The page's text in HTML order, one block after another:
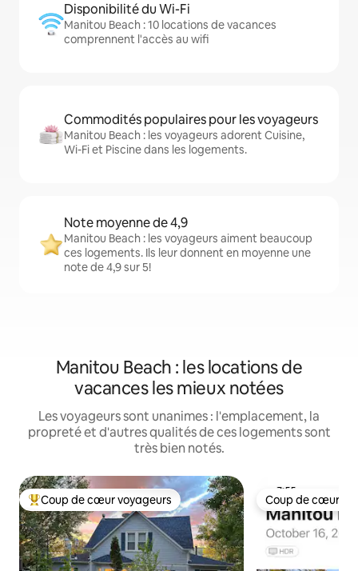
Disponibilité du Wi-Fi
Manitou Beach : 10 locations de vacances
comprennent l'accès au wifi
Commodités populaires pour les voyageurs
Manitou Beach : les voyageurs adorent Cuisine,
Wi-Fi et Piscine dans les logements.
Note moyenne de 4,9
Manitou Beach : les voyageurs aiment beaucoup
ces logements. Ils leur donnent en moyenne une
note de 4,9 sur 5!
Manitou Beach : les locations de
vacances les mieux notées
Les voyageurs sont unanimes : l'emplacement, la
propreté et d'autres qualités de ces logements sont
très bien notés.
Coup de cœur voyageurs parmi les plus aimés
Coup de cœur voyageurs Coup de cœur
Coup de cœur